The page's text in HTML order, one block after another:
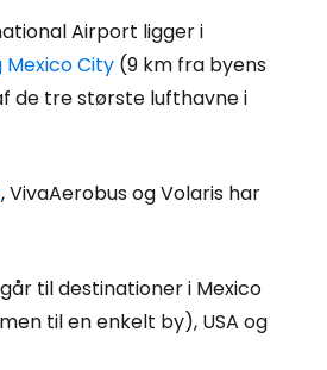
Airport ligger i
City (9 km fra byens
de tre største lufthavne i
, VivaAerobus og Volaris har
til destinationer i Mexico
til en enkelt by), USA og